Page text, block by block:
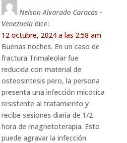
Nelson Alvarado Caracas -
Venezuela dice:
12 octubre, 2024 a las 2:58 am
Buenas noches. En un caso de
fractura Trimaleolar fue
reducida con material de
osteosintesis pero, la persona
presenta una infección micotica
resistente al tratamiento y
recibe sesiones diaria de 1/2
hora de magnetoterapia. Esto
puede agravar la infección